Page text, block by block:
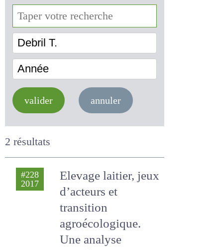
Debril T.
valider annuler
2 résultats
#228
Elevage laitier, jeux
d’acteurs et
transition
agroécologique.